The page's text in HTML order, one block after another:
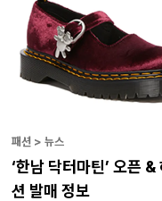
패션 > 뉴스
‘한남 닥터마틴’ 오픈
션 발매 정보